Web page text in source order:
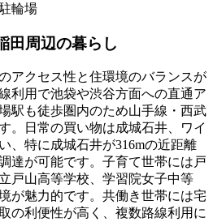
輪場
田 周辺の暮らし
アクセス性と住環境のバランスが
利用で池袋や渋谷方面への直通ア
駅も徒歩圏内のため山手線・西武
。日常の買い物は成城石井、ワイ
、特に成城石井が316mの近距離
達が可能です。子育て世帯には戸
戸山高等学校、学習院女子中等
が魅力的です。共働き世帯には宅
の利便性が高く、複数路線利用に